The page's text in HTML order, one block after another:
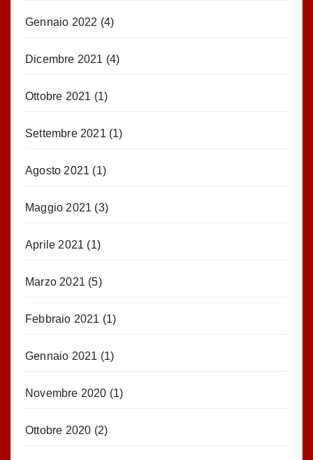
Gennaio 2022 (4)
Dicembre 2021 (4)
Ottobre 2021 (1)
Settembre 2021 (1)
Agosto 2021 (1)
Maggio 2021 (3)
Aprile 2021 (1)
Marzo 2021 (5)
Febbraio 2021 (1)
Gennaio 2021 (1)
Novembre 2020 (1)
Ottobre 2020 (2)